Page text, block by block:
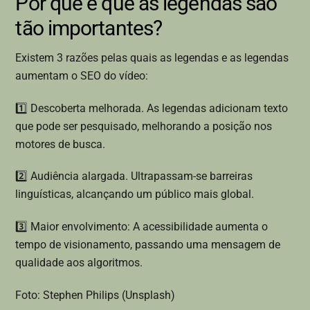
tão importantes?
Existem 3 razões pelas quais as legendas e as legendas
aumentam o SEO do vídeo:
1️⃣ Descoberta melhorada. As legendas adicionam texto
que pode ser pesquisado, melhorando a posição nos
motores de busca.
2️⃣ Audiência alargada. Ultrapassam-se barreiras
linguísticas, alcançando um público mais global.
3️⃣ Maior envolvimento: A acessibilidade aumenta o
tempo de visionamento, passando uma mensagem de
qualidade aos algoritmos.
Foto: Stephen Philips (Unsplash)